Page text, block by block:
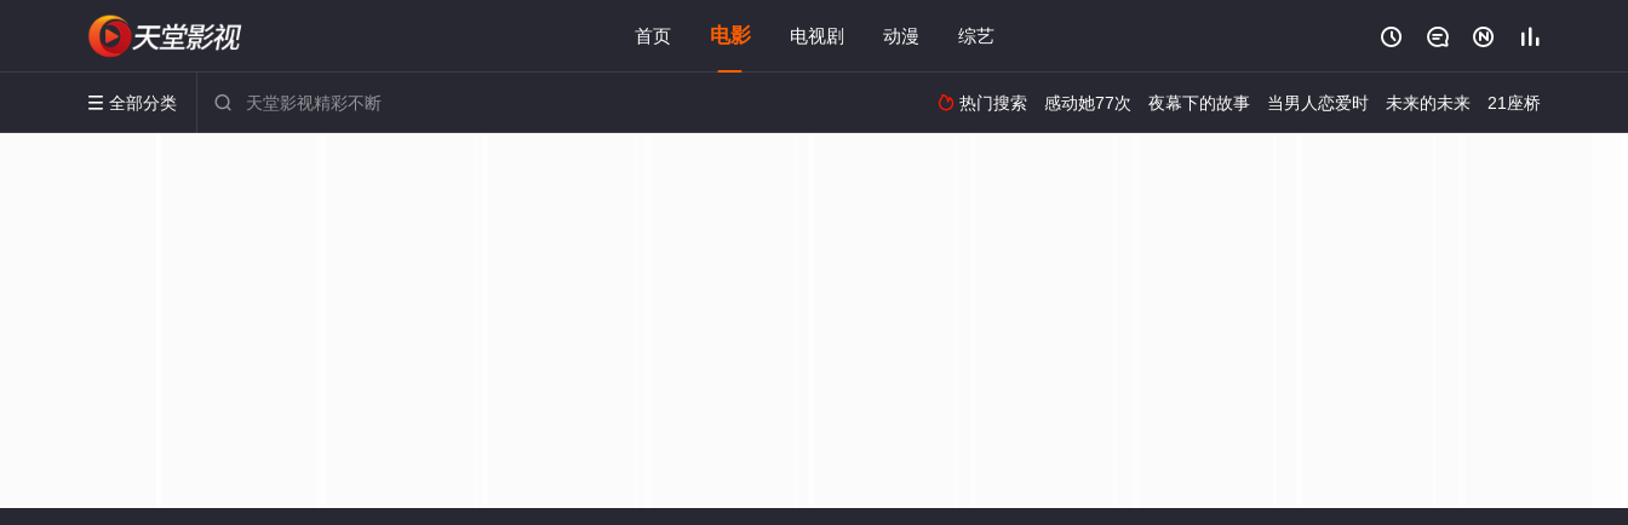
首页 电影 电视剧 动漫 综艺    
 全部分类   热门搜索 感动她77次 夜幕下的故事 当男人恋爱时 未来的未来 21座桥